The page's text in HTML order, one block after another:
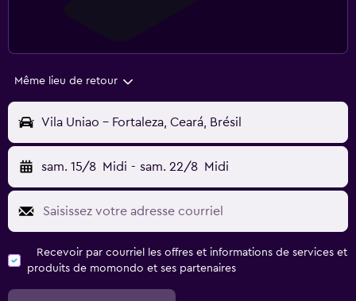
Même lieu de retour
Vila Uniao - Fortaleza, Ceará, Brésil
sam. 15/8 Midi - sam. 22/8 Midi
Recevoir par courriel les offres et informations de services et
produits de momondo et ses partenaires